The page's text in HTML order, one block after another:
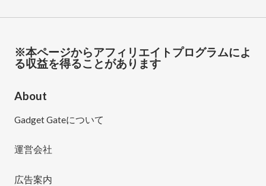
※本ページからアフィリエイトプログラムによ
る収益を得ることがあります
About
Gadget Gateについて
運営会社
広告案内